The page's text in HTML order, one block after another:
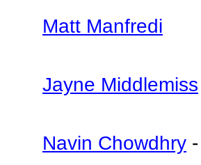
Matt Manfredi
Jayne Middlemiss
Navin Chowdhry